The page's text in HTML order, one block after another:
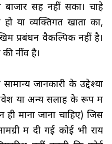
सह नहीं सका। चाहे
हो या व्यक्तिगत खातों का,
प्रबंधन वैकल्पिक नहीं है।
की नींव है।
जानकारी के उद्देश्यों
या अन्य सलाह के रूप में
ही माना जाना चाहिए) जिस
में दी गई कोई भी राय